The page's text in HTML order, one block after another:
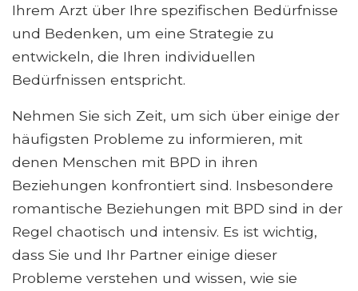
Ihrem Arzt über Ihre spezifischen Bedürfnisse
und Bedenken, um eine Strategie zu
entwickeln, die Ihren individuellen
Bedürfnissen entspricht.
Nehmen Sie sich Zeit, um sich über einige der
häufigsten Probleme zu informieren, mit
denen Menschen mit BPD in ihren
Beziehungen konfrontiert sind. Insbesondere
romantische Beziehungen mit BPD sind in der
Regel chaotisch und intensiv. Es ist wichtig,
dass Sie und Ihr Partner einige dieser
Probleme verstehen und wissen, wie sie